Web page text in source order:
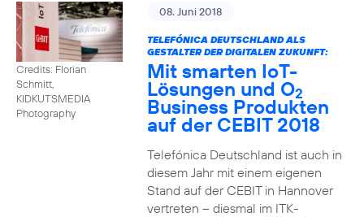
Credits: Florian
Schmitt,
KIDKUTSMEDIA
Photography
08. Juni 2018
TELEFÓNICA DEUTSCHLAND ALS
GESTALTER DER DIGITALEN ZUKUNFT:
Mit smarten IoT-
Lösungen und O2
Business Produkten
auf der CEBIT 2018
Telefónica Deutschland ist auch in
diesem Jahr mit einem eigenen
Stand auf der CEBIT in Hannover
vertreten – diesmal im ITK-